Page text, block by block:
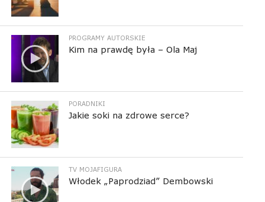
PROGRAMY AUTORSKIE
Kim na prawdę była – Ola Maj
PORADNIKI
Jakie soki na zdrowe serce?
TV MOJAFIGURA
Włodek „Paprodziad” Dembowski